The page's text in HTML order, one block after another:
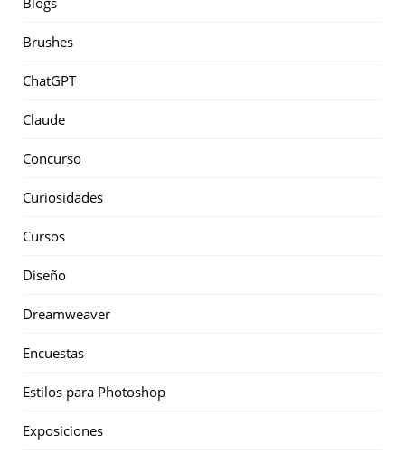
Brushes
ChatGPT
Claude
Concurso
Curiosidades
Cursos
Diseño
Dreamweaver
Encuestas
Estilos para Photoshop
Exposiciones